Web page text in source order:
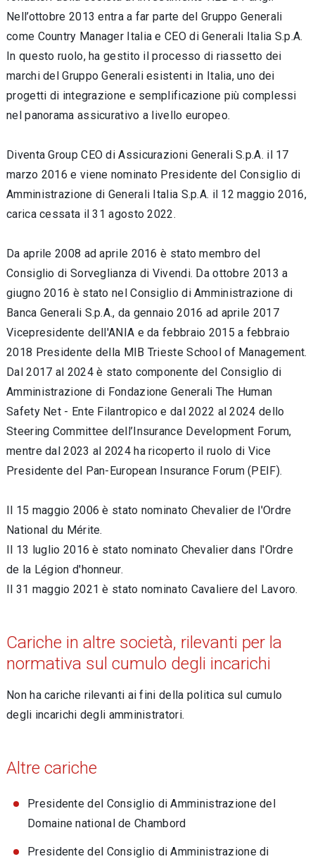
Nell’ottobre 2013 entra a far parte del Gruppo Generali
come Country Manager Italia e CEO di Generali Italia S.p.A.
In questo ruolo, ha gestito il processo di riassetto dei
marchi del Gruppo Generali esistenti in Italia, uno dei
progetti di integrazione e semplificazione più complessi
nel panorama assicurativo a livello europeo.
Diventa Group CEO di Assicurazioni Generali S.p.A. il 17
marzo 2016 e viene nominato Presidente del Consiglio di
Amministrazione di Generali Italia S.p.A. il 12 maggio 2016,
carica cessata il 31 agosto 2022.
Da aprile 2008 ad aprile 2016 è stato membro del
Consiglio di Sorveglianza di Vivendi. Da ottobre 2013 a
giugno 2016 è stato nel Consiglio di Amministrazione di
Banca Generali S.p.A., da gennaio 2016 ad aprile 2017
Vicepresidente dell'ANIA e da febbraio 2015 a febbraio
2018 Presidente della MIB Trieste School of Management.
Dal 2017 al 2024 è stato componente del Consiglio di
Amministrazione di Fondazione Generali The Human
Safety Net - Ente Filantropico e dal 2022 al 2024 dello
Steering Committee dell’Insurance Development Forum,
mentre dal 2023 al 2024 ha ricoperto il ruolo di Vice
Presidente del Pan-European Insurance Forum (PEIF).
Il 15 maggio 2006 è stato nominato Chevalier de l'Ordre
National du Mérite.
Il 13 luglio 2016 è stato nominato Chevalier dans l'Ordre
de la Légion d'honneur.
Il 31 maggio 2021 è stato nominato Cavaliere del Lavoro.
Cariche in altre società, rilevanti per la
normativa sul cumulo degli incarichi
Non ha cariche rilevanti ai fini della politica sul cumulo
degli incarichi degli amministratori.
Altre cariche
Presidente del Consiglio di Amministrazione del
Domaine national de Chambord
Presidente del Consiglio di Amministrazione di